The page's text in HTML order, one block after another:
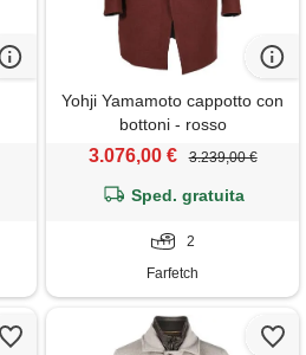
Yohji Yamamoto cappotto con
bottoni - rosso
3.076,00 € 3.239,00 €
Sped. gratuita
2
Farfetch